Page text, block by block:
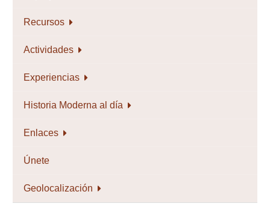
Recursos
Actividades
Experiencias
Historia Moderna al día
Enlaces
Únete
Geolocalización